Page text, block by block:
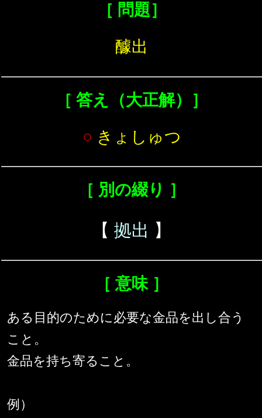
［ 問題］
醵出
［ 答え（大正解）］
○ きょしゅつ
［ 別の綴り ］
【 拠出 】
［ 意味 ］
ある目的のために必要な金品を出し合う
こと。
金品を持ち寄ること。
例）